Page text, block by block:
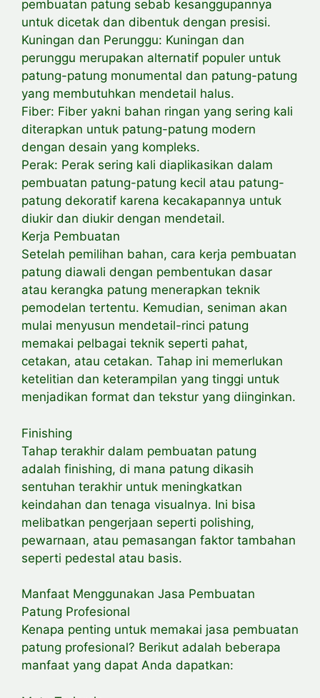
pembuatan patung sebab kesanggupannya
untuk dicetak dan dibentuk dengan presisi.
Kuningan dan Perunggu: Kuningan dan
perunggu merupakan alternatif populer untuk
patung-patung monumental dan patung-patung
yang membutuhkan mendetail halus.
Fiber: Fiber yakni bahan ringan yang sering kali
diterapkan untuk patung-patung modern
dengan desain yang kompleks.
Perak: Perak sering kali diaplikasikan dalam
pembuatan patung-patung kecil atau patung-
patung dekoratif karena kecakapannya untuk
diukir dan diukir dengan mendetail.
Kerja Pembuatan
Setelah pemilihan bahan, cara kerja pembuatan
patung diawali dengan pembentukan dasar
atau kerangka patung menerapkan teknik
pemodelan tertentu. Kemudian, seniman akan
mulai menyusun mendetail-rinci patung
memakai pelbagai teknik seperti pahat,
cetakan, atau cetakan. Tahap ini memerlukan
ketelitian dan keterampilan yang tinggi untuk
menjadikan format dan tekstur yang diinginkan.
Finishing
Tahap terakhir dalam pembuatan patung
adalah finishing, di mana patung dikasih
sentuhan terakhir untuk meningkatkan
keindahan dan tenaga visualnya. Ini bisa
melibatkan pengerjaan seperti polishing,
pewarnaan, atau pemasangan faktor tambahan
seperti pedestal atau basis.
Manfaat Menggunakan Jasa Pembuatan
Patung Profesional
Kenapa penting untuk memakai jasa pembuatan
patung profesional? Berikut adalah beberapa
manfaat yang dapat Anda dapatkan: